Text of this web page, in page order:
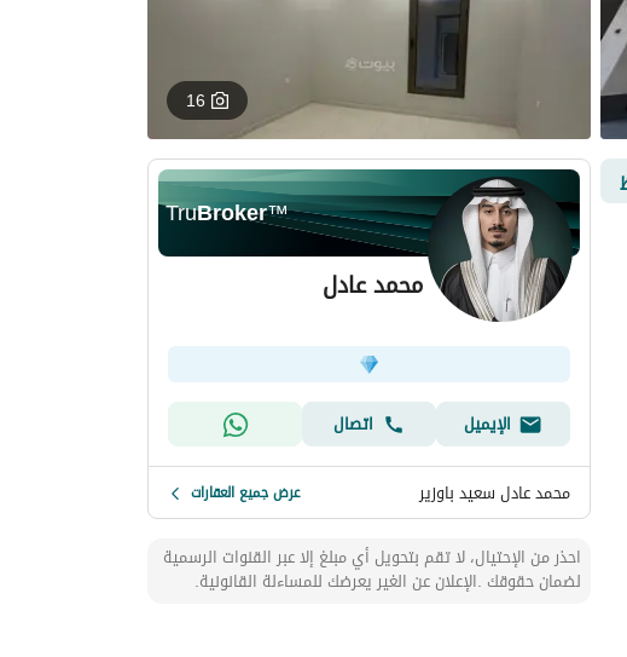
16
TruBroker™
محمد عادل
الإيميل اتصال
محمد عادل سعيد باوزير عرض جميع العقارات
احذر من الإحتيال، لا تقم بتحويل أي مبلغ إلا عبر القنوات الرسمية
لضمان حقوقك .الإعلان عن الغير يعرضك للمساءلة القانونية.